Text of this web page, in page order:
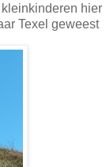
hier
Texel geweest